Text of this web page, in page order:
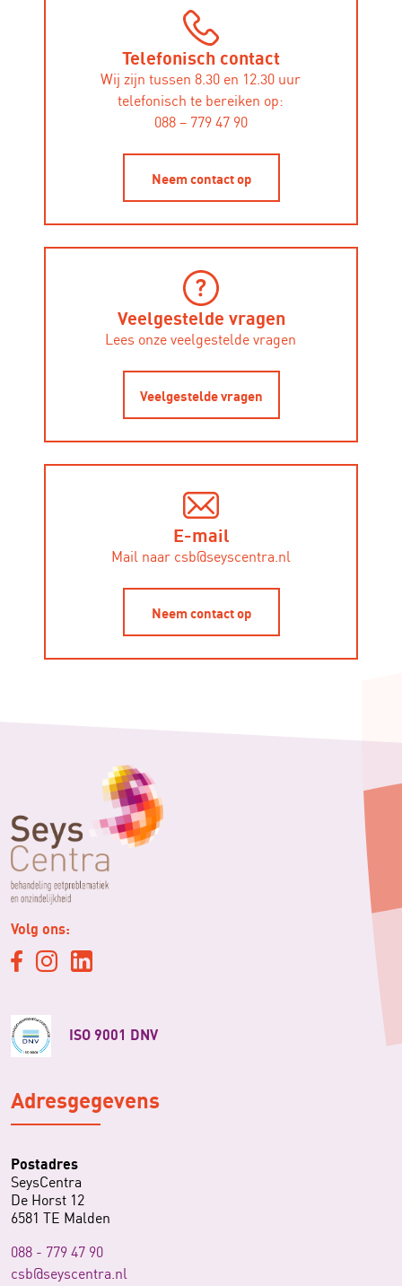
Telefonisch contact
Wij zijn tussen 8.30 en 12.30 uur
telefonisch te bereiken op:
088 – 779 47 90
Neem contact op
Veelgestelde vragen
Lees onze veelgestelde vragen
Veelgestelde vragen
E-mail
Mail naar csb@seyscentra.nl
Neem contact op
Volg ons:
ISO 9001 DNV
Adresgegevens
Postadres
SeysCentra
De Horst 12
6581 TE Malden
088 - 779 47 90
csb@seyscentra.nl